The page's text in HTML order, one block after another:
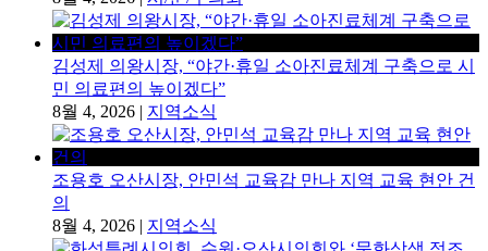
김성제 의왕시장, “야간·휴일 소아진료체계 구축으로 시
민 의료편의 높이겠다”
8월 4, 2026 | 지역소식
조용호 오산시장, 안민석 교육감 만나 지역 교육 현안 건
의
8월 4, 2026 | 지역소식